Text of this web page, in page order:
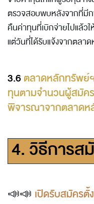
ตรวจสอบพบหลังจากที่มีก
คืนค่าทุนที่เบิกจ่ายไปแล้วใ
แต่วันที่ได้รับแจ้งจากตลา
3.6ตลาดหลักทรัพย์
ทุนตามจำนวนผู้สมัค
พิจารณาจากตลาด
4. วิธีการส
📣📣 เปิดรับสมัครตั้